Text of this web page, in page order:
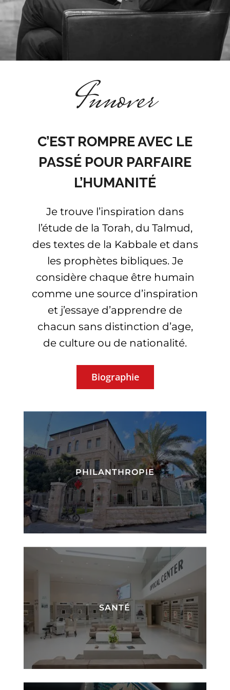
La musique
Les 7 lois de Noé
Site en anglais
Innover
C’EST ROMPRE AVEC LE
PASSÉ POUR PARFAIRE
L’HUMANITÉ
Je trouve l’inspiration dans
l’étude de la Torah, du Talmud,
des textes de la Kabbale et dans
les prophètes bibliques. Je
considère chaque être humain
comme une source d’inspiration
et j’essaye d’apprendre de
chacun sans distinction d’age,
de culture ou de nationalité.
Biographie
PHILANTHROPIE
SANTÉ